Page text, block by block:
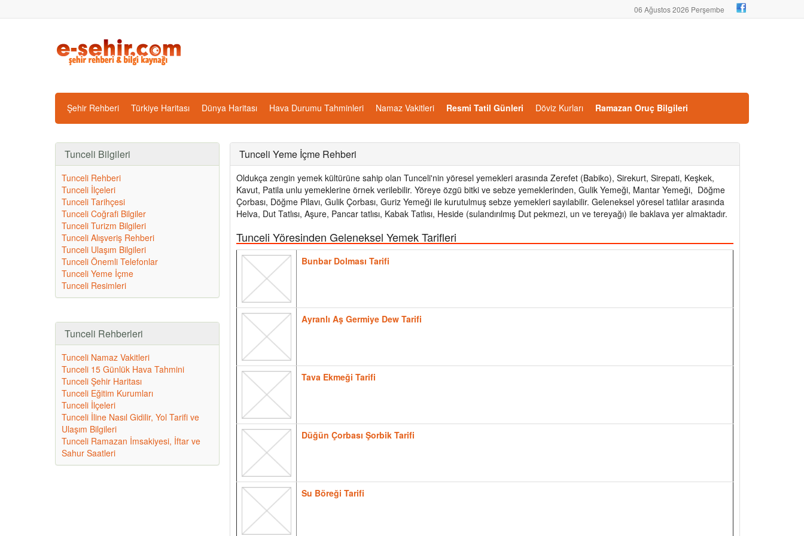
06 Ağustos 2026 Perşembe
Şehir Rehberi Türkiye Haritası Dünya Haritası Hava Durumu Tahminleri Namaz Vakitleri Resmi Tatil Günleri Döviz Kurları Ramazan Oruç Bilgileri
Tunceli Bilgileri
Tunceli Rehberi
Tunceli İlçeleri
Tunceli Tarihçesi
Tunceli Coğrafi Bilgiler
Tunceli Turizm Bilgileri
Tunceli Alışveriş Rehberi
Tunceli Ulaşım Bilgileri
Tunceli Önemli Telefonlar
Tunceli Yeme İçme
Tunceli Resimleri
Tunceli Rehberleri
Tunceli Namaz Vakitleri
Tunceli 15 Günlük Hava Tahmini
Tunceli Şehir Haritası
Tunceli Eğitim Kurumları
Tunceli İlçeleri
Tunceli İline Nasıl Gidilir, Yol Tarifi ve
Ulaşım Bilgileri
Tunceli Ramazan İmsakiyesi, İftar ve
Sahur Saatleri
Tunceli Yeme İçme Rehberi
Oldukça zengin yemek kültürüne sahip olan Tunceli'nin yöresel yemekleri arasında Zerefet (Babiko), Sirekurt, Sirepati, Keşkek,
Kavut, Patila unlu yemeklerine örnek verilebilir. Yöreye özgü bitki ve sebze yemeklerinden, Gulik Yemeği, Mantar Yemeği, Döğme
Çorbası, Döğme Pilavı, Gulik Çorbası, Guriz Yemeği ile kurutulmuş sebze yemekleri sayılabilir. Geleneksel yöresel tatlılar arasında
Helva, Dut Tatlısı, Aşure, Pancar tatlısı, Kabak Tatlısı, Heside (sulandırılmış Dut pekmezi, un ve tereyağı) ile baklava yer almaktadır.
Tunceli Yöresinden Geleneksel Yemek Tarifleri
Bunbar Dolması Tarifi
Ayranlı Aş Germiye Dew Tarifi
Tava Ekmeği Tarifi
Düğün Çorbası Şorbik Tarifi
Su Böreği Tarifi